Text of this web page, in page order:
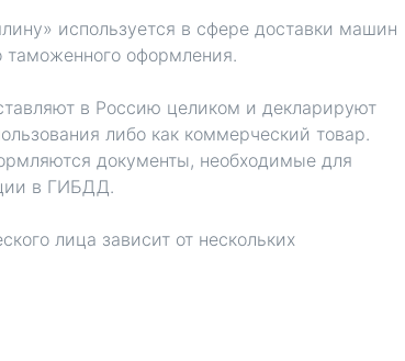
используется в сфере доставки машин
таможенного оформления.
в Россию целиком и декларируют
либо как коммерческий товар.
документы, необходимые для
в ГИБДД.
лица зависит от нескольких